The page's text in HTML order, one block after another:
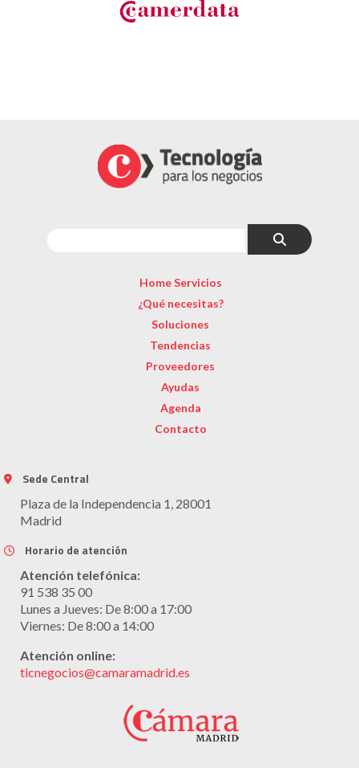
Home Servicios
¿Qué necesitas?
Soluciones
Tendencias
Proveedores
Ayudas
Agenda
Contacto
Sede Central
Plaza de la Independencia 1, 28001
Madrid
Horario de atención
Atención telefónica:
91 538 35 00
Lunes a Jueves: De 8:00 a 17:00
Viernes: De 8:00 a 14:00
Atención online:
ticnegocios@camaramadrid.es